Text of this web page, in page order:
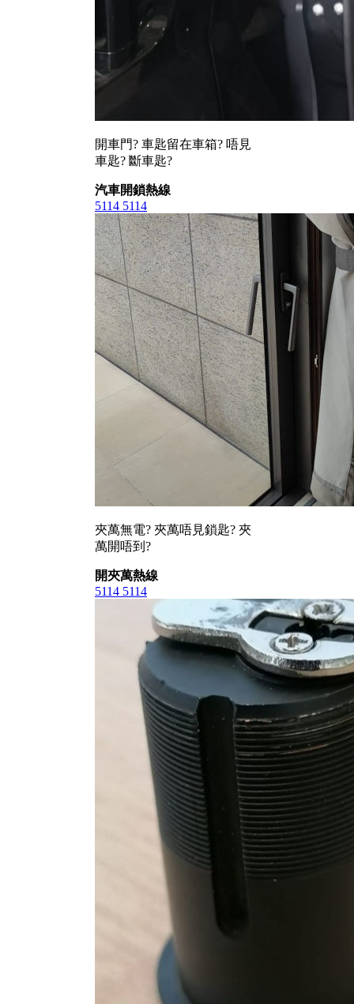
開車門? 車匙留在車箱? 唔見
車匙? 斷車匙?
汽車開鎖熱線
5114 5114
夾萬無電? 夾萬唔見鎖匙? 夾
萬開唔到?
開夾萬熱線
5114 5114